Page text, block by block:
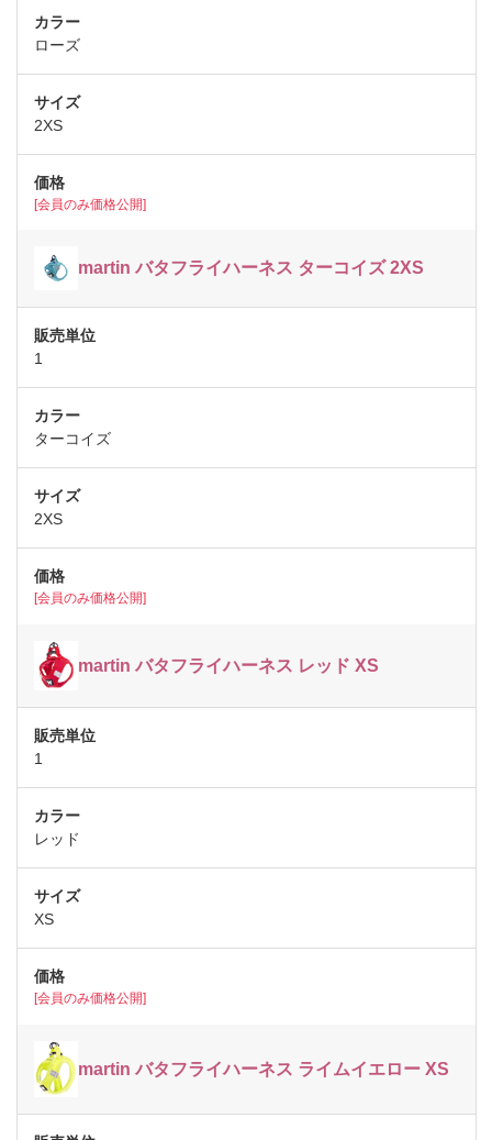
ローズ
2XS
[会員のみ価格公開]
martin バタフライハーネス ターコイズ 2XS
1
ターコイズ
2XS
[会員のみ価格公開]
martin バタフライハーネス レッド XS
1
レッド
XS
[会員のみ価格公開]
martin バタフライハーネス ライムイエロー XS